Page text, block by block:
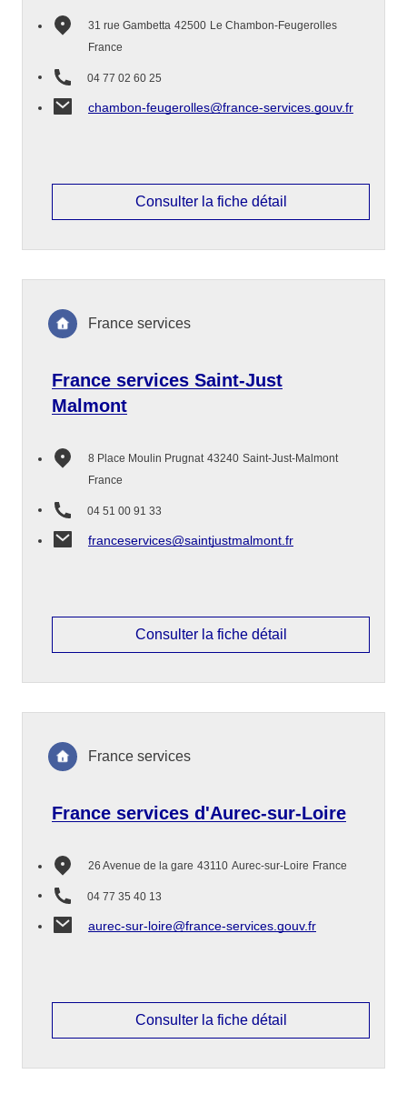
31 rue Gambetta 42500 Le Chambon-Feugerolles
France
04 77 02 60 25
chambon-feugerolles@france-services.gouv.fr
Consulter la fiche détail
France services Saint-Just
Malmont
8 Place Moulin Prugnat 43240 Saint-Just-Malmont
France
04 51 00 91 33
franceservices@saintjustmalmont.fr
France services
Consulter la fiche détail
France services d'Aurec-sur-Loire
26 Avenue de la gare 43110 Aurec-sur-Loire France
04 77 35 40 13
aurec-sur-loire@france-services.gouv.fr
France services
Consulter la fiche détail